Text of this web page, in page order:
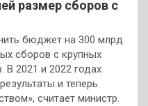
размер сборов с
бюджет на 300 млрд
сборов с крупных
2021 и 2022 годах
и теперь
считает министр.